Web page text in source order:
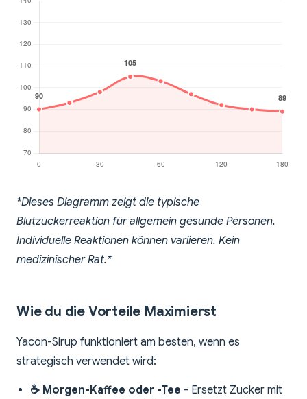
*Dieses Diagramm zeigt die typische
Blutzuckerreaktion für allgemein gesunde Personen.
Individuelle Reaktionen können variieren. Kein
medizinischer Rat.*
Wie du die Vorteile Maximierst
Yacon-Sirup funktioniert am besten, wenn es
strategisch verwendet wird:
☕ Morgen-Kaffee oder -Tee - Ersetzt Zucker mit